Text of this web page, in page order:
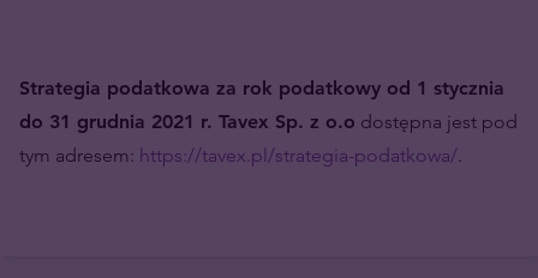
Strategia podatkowa za rok podatkowy od 1 stycznia
do 31 grudnia 2021 r. Tavex Sp. z o.o dostępna jest pod
tym adresem: https://tavex.pl/strategia-podatkowa/